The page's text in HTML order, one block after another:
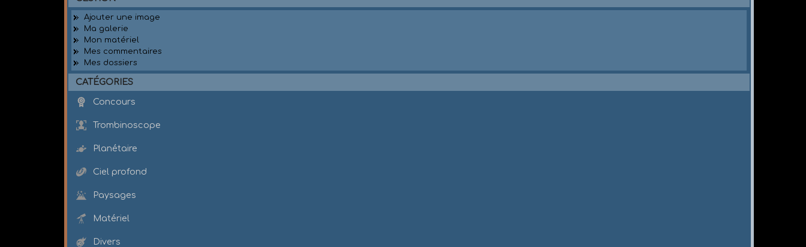
Ajouter une image
Ma galerie
Mon matériel
Mes commentaires
Mes dossiers
CATÉGORIES
Concours
Trombinoscope
Planétaire
Ciel profond
Paysages
Matériel
Divers